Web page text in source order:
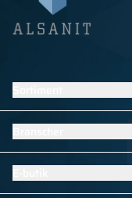
Skåp
Sanitära kabiner
Kontraktsmöbler
Möbler för skolor och
Bassängutrustning